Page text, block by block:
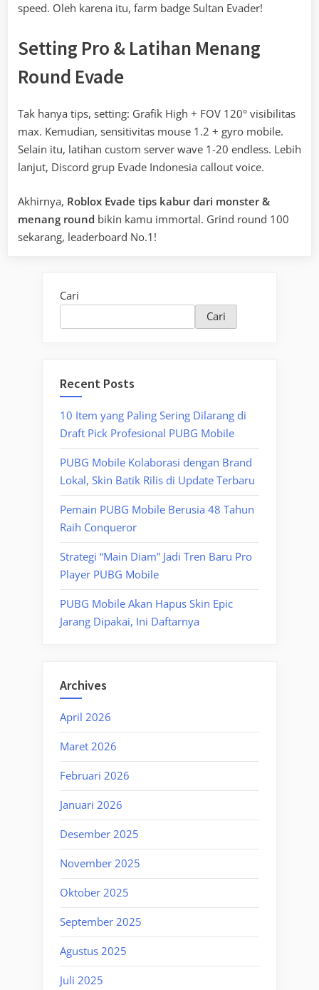
speed. Oleh karena itu, farm badge Sultan Evader!
Setting Pro & Latihan Menang
Round Evade
Tak hanya tips, setting: Grafik High + FOV 120° visibilitas
max. Kemudian, sensitivitas mouse 1.2 + gyro mobile.
Selain itu, latihan custom server wave 1-20 endless. Lebih
lanjut, Discord grup Evade Indonesia callout voice.
Akhirnya, Roblox Evade tips kabur dari monster &
menang round bikin kamu immortal. Grind round 100
sekarang, leaderboard No.1!
Cari
Cari
Recent Posts
10 Item yang Paling Sering Dilarang di
Draft Pick Profesional PUBG Mobile
PUBG Mobile Kolaborasi dengan Brand
Lokal, Skin Batik Rilis di Update Terbaru
Pemain PUBG Mobile Berusia 48 Tahun
Raih Conqueror
Strategi “Main Diam” Jadi Tren Baru Pro
Player PUBG Mobile
PUBG Mobile Akan Hapus Skin Epic
Jarang Dipakai, Ini Daftarnya
Archives
April 2026
Maret 2026
Februari 2026
Januari 2026
Desember 2025
November 2025
Oktober 2025
September 2025
Agustus 2025
Juli 2025